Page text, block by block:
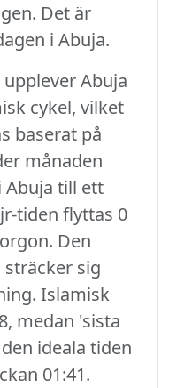
Det är
i Abuja.
Abuja
cykel, vilket
baserat på
månaden
Abuja till ett
tiden flyttas 0
Den
sig
Islamisk
medan 'sista
ideala tiden
01:41.